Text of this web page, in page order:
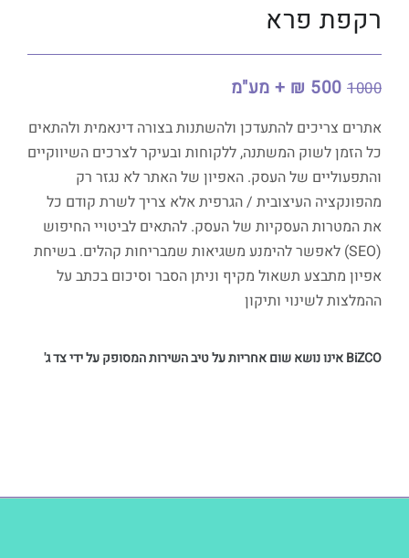
רקפת פרא
1000
אתרים צריכים להתעדכן ולהשתנות בצורה דינאמית ולהתאים
כל הזמן לשוק המשתנה, ללקוחות ובעיקר לצרכים השיווקיים
והתפעוליים של העסק. האפיון של האתר לא נגזר רק
מהפונקציה העיצובית / הגרפית אלא צריך לשרת קודם כל
את המטרות העסקיות של העסק. להתאים לביטויי החיפוש
(SEO) לאפשר להימנע משגיאות שמבריחות קהלים. בשיחת
אפיון מתבצע תשאול מקיף וניתן הסבר וסיכום בכתב על
ההמלצות לשינוי ותיקון
BiZCO אינו נושא שום אחריות על טיב השירות המסופק על ידי צד ג'